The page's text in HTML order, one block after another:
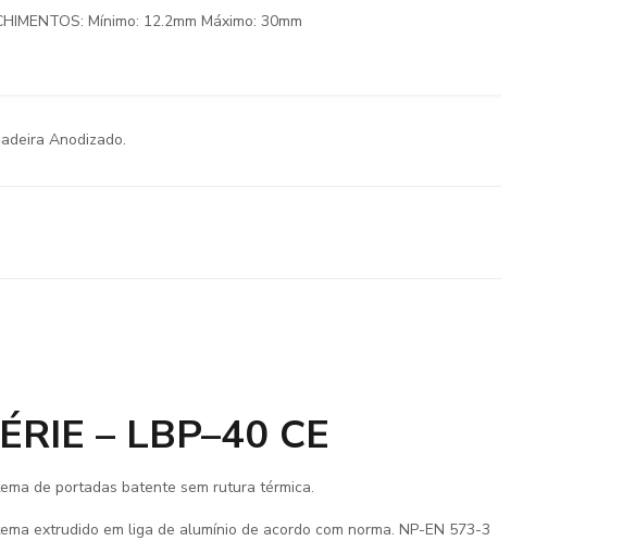
Mínimo: 12.2mm Máximo: 30mm
Anodizado.
– LBP–40 CE
de portadas batente sem rutura térmica.
extrudido em liga de alumínio de acordo com norma. NP-EN 573-3